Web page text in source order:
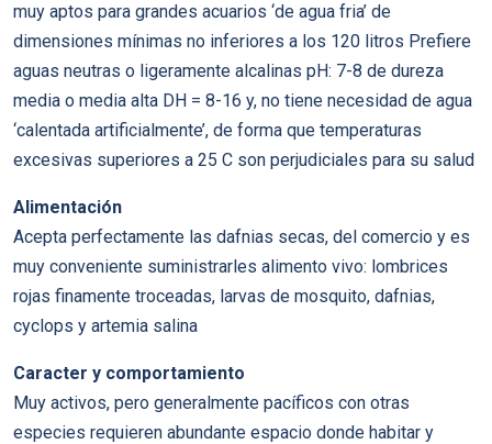
muy aptos para grandes acuarios ‘de agua fria’ de
dimensiones mínimas no inferiores a los 120 litros Prefiere
aguas neutras o ligeramente alcalinas pH: 7-8 de dureza
media o media alta DH = 8-16 y, no tiene necesidad de agua
‘calentada artificialmente’, de forma que temperaturas
excesivas superiores a 25 C son perjudiciales para su salud
Alimentación
Acepta perfectamente las dafnias secas, del comercio y es
muy conveniente suministrarles alimento vivo: lombrices
rojas finamente troceadas, larvas de mosquito, dafnias,
cyclops y artemia salina
Caracter y comportamiento
Muy activos, pero generalmente pacíficos con otras
especies requieren abundante espacio donde habitar y